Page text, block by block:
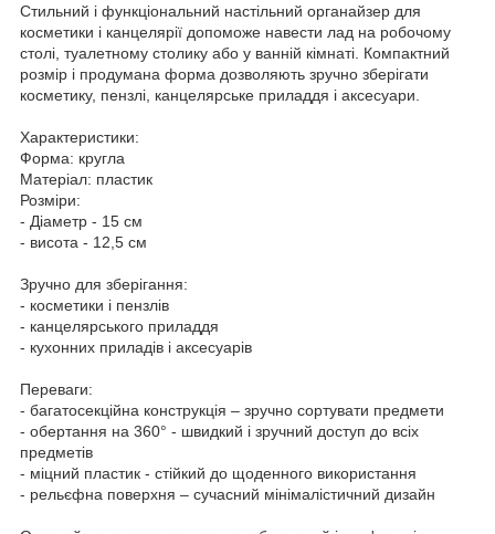
Стильний і функціональний настільний органайзер для
косметики і канцелярії допоможе навести лад на робочому
столі, туалетному столику або у ванній кімнаті. Компактний
розмір і продумана форма дозволяють зручно зберігати
косметику, пензлі, канцелярське приладдя і аксесуари.
Характеристики:
Форма: кругла
Матеріал: пластик
Розміри:
- Діаметр - 15 см
- висота - 12,5 см
Зручно для зберігання:
- косметики і пензлів
- канцелярського приладдя
- кухонних приладів і аксесуарів
Переваги:
- багатосекційна конструкція – зручно сортувати предмети
- обертання на 360° - швидкий і зручний доступ до всіх
предметів
- міцний пластик - стійкий до щоденного використання
- рельєфна поверхня – сучасний мінімалістичний дизайн